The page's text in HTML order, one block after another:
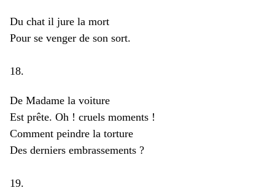
Du chat il jure la mort
Pour se venger de son sort.
18.
De Madame la voiture
Est prête. Oh ! cruels moments !
Comment peindre la torture
Des derniers embrassements ?
19.